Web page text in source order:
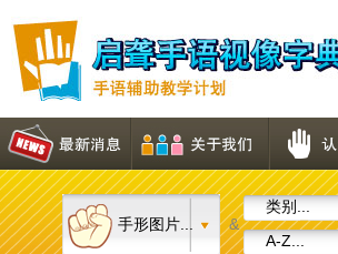
手形图片... &
类别...
A-Z...